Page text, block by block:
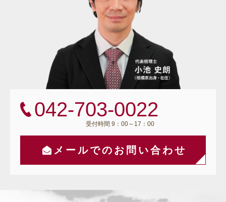
042-703-0022
受付時間 9：00～17：00
メールでのお問い合わせ